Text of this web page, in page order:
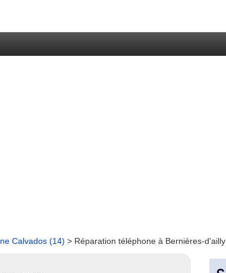
Calvados (14) > Réparation téléphone à Bernières-d'ailly